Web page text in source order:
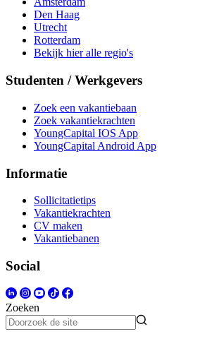
Den Haag
Utrecht
Rotterdam
Bekijk hier alle regio's
Studenten / Werkgevers
Zoek een vakantiebaan
Zoek vakantiekrachten
YoungCapital IOS App
YoungCapital Android App
Informatie
Sollicitatietips
Vakantiekrachten
CV maken
Vakantiebanen
Social
Zoeken